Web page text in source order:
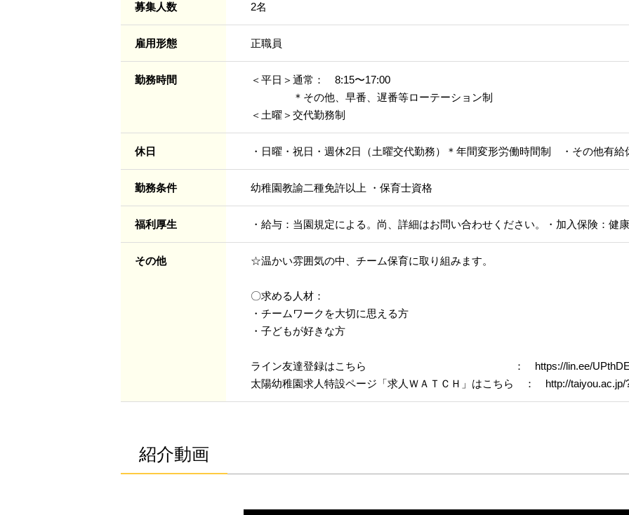
募集人数 2名
雇用形態 正職員
勤務時間
＜平日＞通常： 8:15〜17:00
＊その他、早番、遅番等ローテーション制
＜土曜＞交代勤務制
休日 ・日曜・祝日・週休2日（土曜交代勤務）＊年間変形労働時間制 ・その他有給
勤務条件 幼稚園教諭二種免許以上 ・保育士資格
福利厚生 ・給与：当園規定による。尚、詳細はお問い合わせください。・加入保険：
その他 ☆温かい雰囲気の中、チーム保育に取り組みます。
〇求める人材：
・チームワークを大切に思える方
・子どもが好きな方
ライン友達登録はこちら ： https://lin.ee/
太陽幼稚園求人特設ページ「求人ＷＡＴＣＨ」はこちら ： http://taiyou.ac.jp/
紹介動画